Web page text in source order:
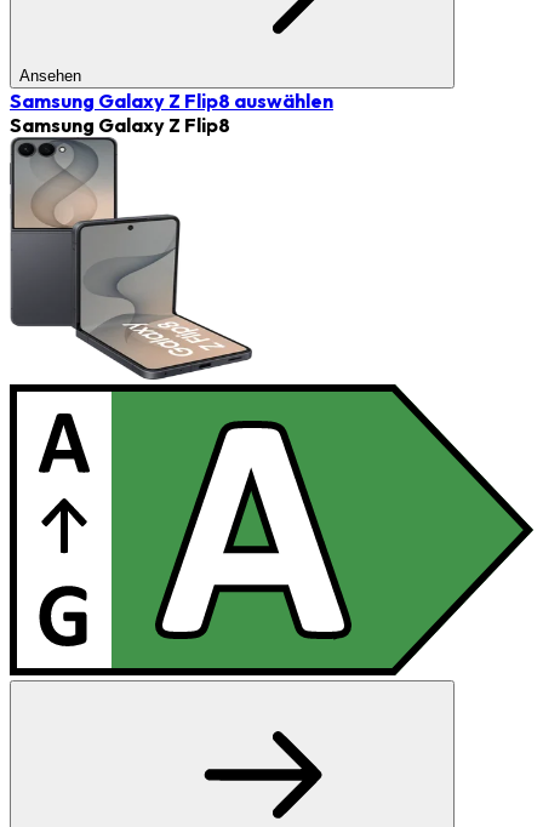
Ansehen
Samsung Galaxy Z Flip8 auswählen
Samsung Galaxy Z Flip8